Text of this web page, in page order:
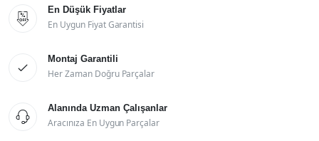

En Düşük Fiyatlar
En Uygun Fiyat Garantisi

Montaj Garantili
Her Zaman Doğru Parçalar

Alanında Uzman Çalışanlar
Aracınıza En Uygun Parçalar